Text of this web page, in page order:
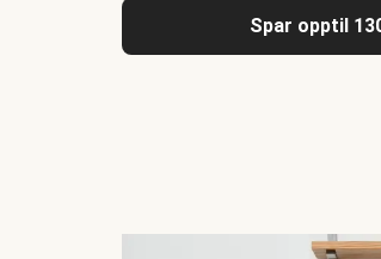
Spar opptil